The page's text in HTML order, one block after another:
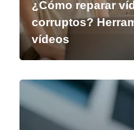
¿Cómo reparar
corruptos?
vídeos